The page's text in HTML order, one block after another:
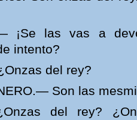
¡Se las vas a
intento?
del rey?
Son las
del rey?